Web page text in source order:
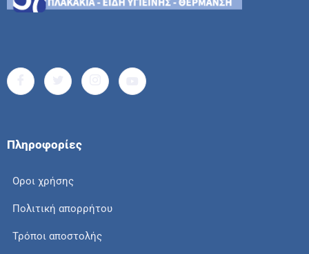
Πληροφορίες
Οροι χρήσης
Πολιτική απορρήτου
Τρόποι αποστολής